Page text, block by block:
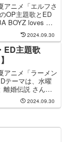
アニメ「エルフさ
OP主題歌とED
BOYZ loves 田
AKIBA BAND
主題歌の担当は
2024.09.30
ED主題歌
アニメ「ラーメン
テーマは、水曜
離婚伝説 さんが
水曜日のカン
OP主題歌のタイ
2024.09.30